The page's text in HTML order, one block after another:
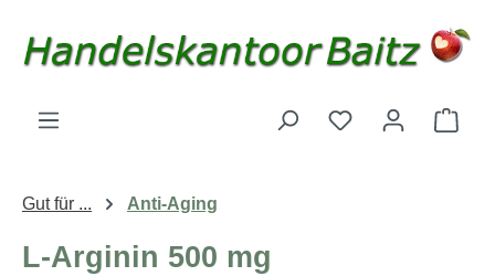
Du hast 0
Gut für ... Anti-Aging
L-Arginin 500 mg